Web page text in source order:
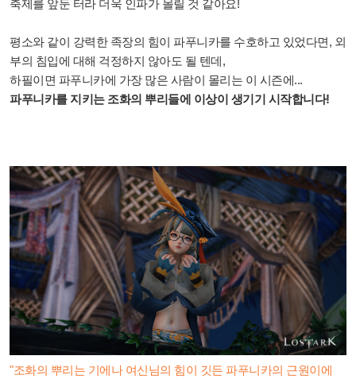
축제를 앞둔 터라 더욱 인파가 몰릴 것 같아요!
평소와 같이 강력한 족장의 힘이 파푸니카를 수호하고 있었다면, 외
부의 침입에 대해 걱정하지 않아도 될 텐데,
하필이면 파푸니카에 가장 많은 사람이 몰리는 이 시즌에...
파푸니카를 지키는 조화의 뿌리들에 이상이 생기기 시작합니다!
"조화의 뿌리는 기에나 여신님의 힘이 깃든 파푸니카의 근원이에